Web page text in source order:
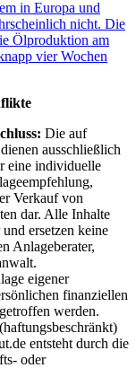
in Europa und
nicht. Die
Ölproduktion am
vier Wochen
Die auf
ausschließlich
eine individuelle
Verkauf von
dar. Alle Inhalte
ersetzen keine
Anlageberater,
eigener
finanziellen
werden.
entsteht durch die
oder